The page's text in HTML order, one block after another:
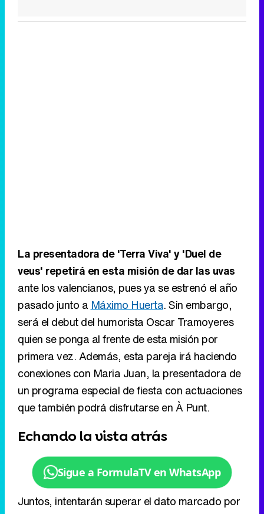
Canción ganadora de Eurovisión 2026: DARA con "Bangaranga" por Bulgaria
quien se ponga al frente de esta misión por
primera vez. Además, esta pareja irá haciendo
conexiones con Maria Juan, la presentadora de
un programa especial de fiesta con actuaciones
que también podrá disfrutarse en À Punt.
Echando la vista atrás
Sigue a FormulaTV en WhatsApp
la cadena en las anteriores Campanadas,
cuando reunieron a 90.000 espectadores y
firmaron un 5,2% de share. Se trata de un dato
muy inferior si nos remontamos un año más,
pues las últimas campanadas que presentaron